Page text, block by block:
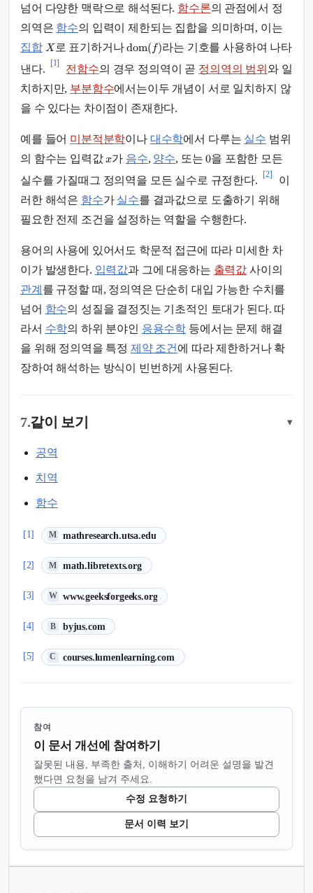
넘어 다양한 맥락으로 해석된다. 함수론의 관점에서 정
의역은 함수의 입력이 제한되는 집합을 의미하며, 이는
집합 X로 표기하거나dom( f)라는 기호를 사용하여 나타
낸다.
[1]
전함수의 경우 정의역이 곧 정의역의 범위 와 일
치하지만, 부분함수에서는이두 개념이 서로 일치하지 않
을 수 있다는 차이점이 존재한다.
예를 들어 미분적분학이나 대수학에서 다루는 실수 범위
의 함수는 입력값x가 음수, 양수, 또는0을 포함한 모든
실수를 가질때그 정의역을 모든 실수로 규정한다.
[2]
이
러한 해석은 함수가 실수를 결과값으로 도출하기 위해
필요한 전제 조건을 설정하는 역할을 수행한다.
용어의 사용에 있어서도 학문적 접근에 따라 미세한 차
이가 발생한다. 입력값과 그에 대응하는 출력값 사이의
관계 를 규정할 때, 정의역은 단순히 대입 가능한 수치를
넘어 함수의 성질을 결정짓는 기초적인 토대가 된다. 따
라서 수학의 하위 분야인 응용수학 등에서는 문제 해결
을 위해 정의역을 특정 제약 조건 에 따라 제한하거나 확
장하여 해석하는 방식이 빈번하게 사용된다.
7.같이 보기 ▾
공역
치역
함수
[1] M mathresearch.utsa.edu
(새 탭에서 열림)
[2] M math.libretexts.org
(새 탭에서 열림)
[3] W www.geeksforgeeks.org
(새 탭에서 열림)
[4] B byjus.com
(새 탭에서 열림)
[5] C courses.lumenlearning.com
(새 탭에서 열림)
참여
이 문서 개선에 참여하기
잘못된 내용, 부족한 출처, 이해하기 어려운 설명을 발견
했다면 요청을 남겨 주세요.
수정 요청하기
문서 이력 보기